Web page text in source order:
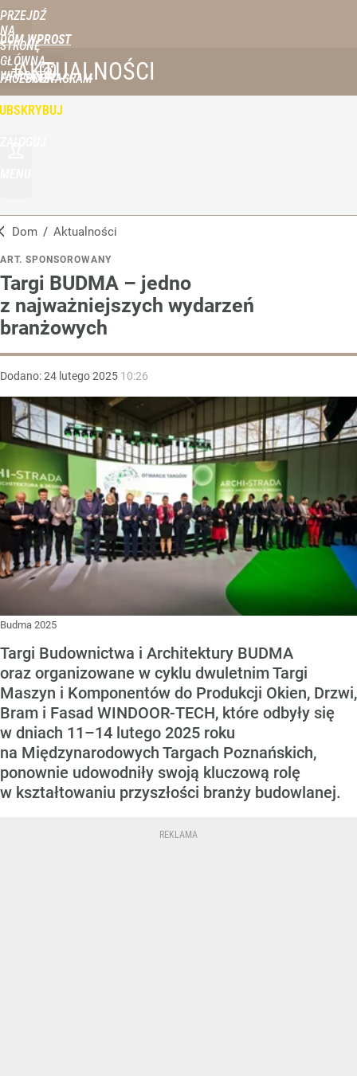
PRZEJDŹ
NA
STRONĘ
GŁÓWNĄ
WPROST.PL
DOM WPROST
FACEBOOKINSTAGRAM
AKTUALNOŚCI
Dom / Aktualności
ART. SPONSOROWANY
Targi BUDMA – jedno
z najważniejszych wydarzeń
branżowych
Dodano:24 lutego2025 10:26
Budma 2025
Targi Budownictwa i Architektury BUDMA
oraz organizowane w cyklu dwuletnim Targi
Maszyn i Komponentów do Produkcji Okien, Drzwi,
Bram i Fasad WINDOOR-TECH, które odbyły się
w dniach 11–14 lutego 2025 roku
na Międzynarodowych Targach Poznańskich,
ponownie udowodniły swoją kluczową rolę
w kształtowaniu przyszłości branży budowlanej.